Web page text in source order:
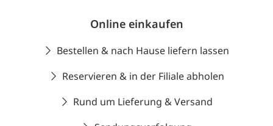
Online einkaufen
Bestellen & nach Hause liefern lassen
Reservieren & in der Filiale abholen
Rund um Lieferung & Versand